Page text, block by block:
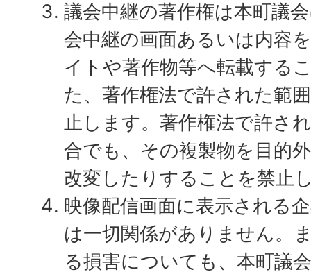
議会中継の著作権は本町議
会中継の画面あるいは内容
イトや著作物等へ転載する
た、著作権法で許された範
止します。著作権法で許さ
合でも、その複製物を目的
改変したりすることを禁止
映像配信画面に表示される
は一切関係がありません。
る損害についても、本町議